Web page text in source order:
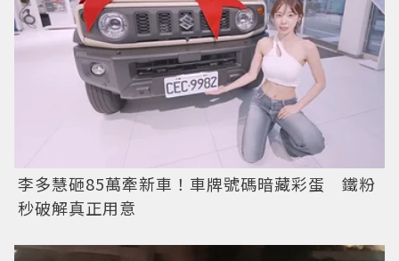
李多慧砸85萬牽新車！車牌號碼暗藏彩蛋 鐵粉
秒破解真正用意